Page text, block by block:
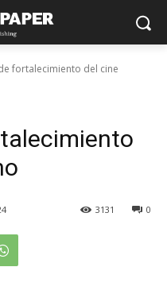
fortalecimiento del cine
0
3131